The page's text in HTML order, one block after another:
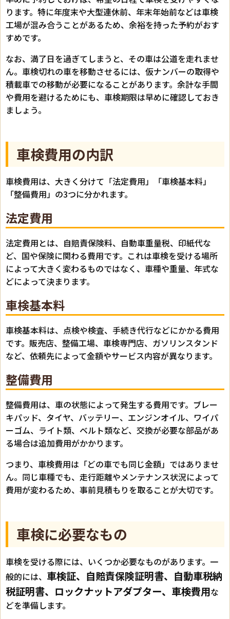
ります。特に年度末や大型連休前、年末年始前などは車検
工場が混み合うことがあるため、余裕を持った予約がおす
すめです。
なお、満了日を過ぎてしまうと、その車は公道を走れませ
ん。車検切れの車を移動させるには、仮ナンバーの取得や
積載車での移動が必要になることがあります。余計な手間
や費用を避けるためにも、車検期限は早めに確認しておき
ましょう。
車検費用の内訳
車検費用は、大きく分けて「法定費用」「車検基本料」
「整備費用」の3つに分かれます。
法定費用
法定費用とは、自賠責保険料、自動車重量税、印紙代な
ど、国や保険に関わる費用です。これは車検を受ける場所
によって大きく変わるものではなく、車種や重量、年式な
どによって決まります。
車検基本料
車検基本料は、点検や検査、手続き代行などにかかる費用
です。販売店、整備工場、車検専門店、ガソリンスタンド
など、依頼先によって金額やサービス内容が異なります。
整備費用
整備費用は、車の状態によって発生する費用です。ブレー
キパッド、タイヤ、バッテリー、エンジンオイル、ワイパ
ーゴム、ライト類、ベルト類など、交換が必要な部品があ
る場合は追加費用がかかります。
つまり、車検費用は「どの車でも同じ金額」ではありませ
ん。同じ車種でも、走行距離やメンテナンス状況によって
費用が変わるため、事前見積もりを取ることが大切です。
車検に必要なもの
車検を受ける際には、いくつか必要なものがあります。一
般的には、 車検証、自賠責保険証明書、自動車税納
税証明書、ロックナットアダプター、車検費用な
どを準備します。